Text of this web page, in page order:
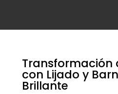
Transformación
con Lijado y
Brillante